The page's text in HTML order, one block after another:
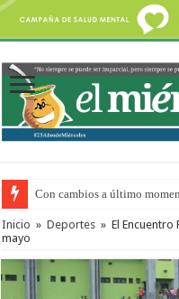
Con cambios a último
Adopción en Entre Ríos: el
Inicio » Deportes » El
mayo